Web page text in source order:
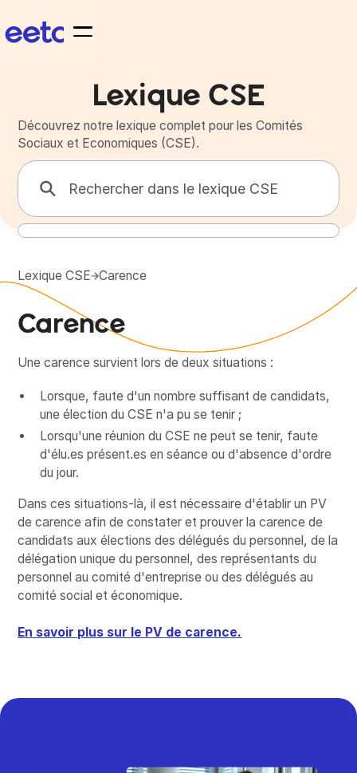
Lexique CSE
Découvrez notre lexique complet pour les Comités
Sociaux et Economiques (CSE).
Lexique CSE Carence
Carence
Une carence survient lors de deux situations :
Lorsque, faute d'un nombre suffisant de candidats,
une élection du CSE n'a pu se tenir ;
Lorsqu'une réunion du CSE ne peut se tenir, faute
d'élu.es présent.es en séance ou d'absence d'ordre
du jour.
Dans ces situations-là, il est nécessaire d'établir un PV
de carence afin de constater et prouver la carence de
candidats aux élections des délégués du personnel, de la
délégation unique du personnel, des représentants du
personnel au comité d'entreprise ou des délégués au
comité social et économique.
En savoir plus sur le PV de carence.